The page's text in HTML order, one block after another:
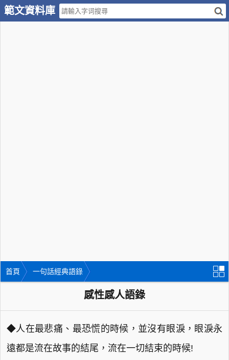
範文資料庫
首頁 一句話經典語錄
感性感人語錄
◆人在最悲痛、最恐慌的時候，並沒有眼淚，眼淚永
遠都是流在故事的結尾，流在一切結束的時候!